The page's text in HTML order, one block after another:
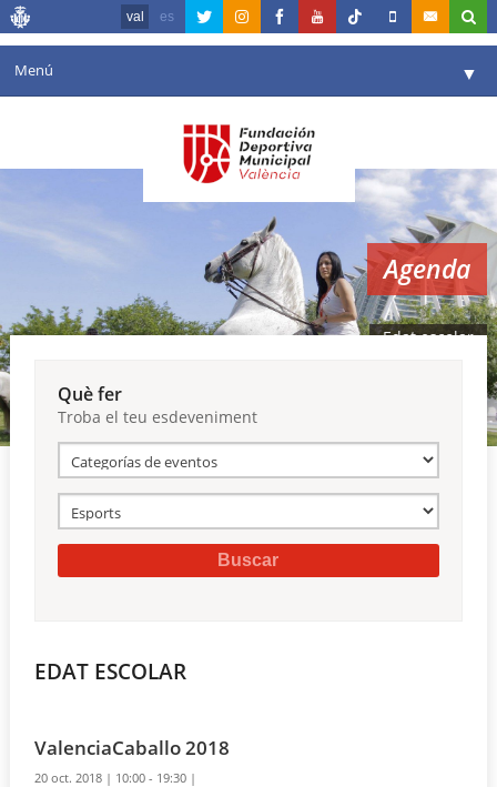
val es
Menú ▼
Agenda
▼
▼
València en esport ▼
Reserves
Agenda
Edat escolar
Què fer
Troba el teu esdeveniment
EDAT ESCOLAR
ValenciaCaballo 2018
20 oct. 2018 | 10:00 - 19:30 |